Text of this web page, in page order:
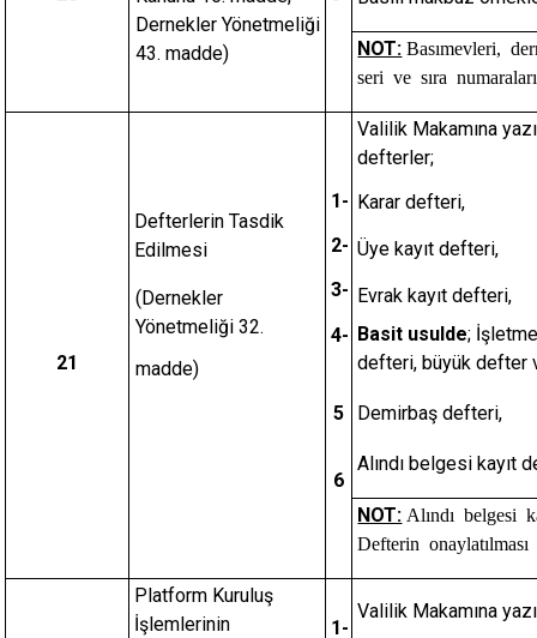
Dernekler Yönetmeliği
43. madde)
NOT: Basımevleri,
seri ve sıra
21
Defterlerin Tasdik
Edilmesi
(Dernekler
Yönetmeliği 32.
madde)
1-
2-
3-
4-
Valilik Makamına
defterler;
Karar defteri,
Üye kayıt defteri,
Evrak kayıt defteri,
Basit usulde;
defteri, büyük defter
5 Demirbaş defteri,
6
Alındı belgesi kayıt
NOT: Alındı belgesi
Defterin
Platform Kuruluş
İşlemlerinin
1-
Valilik Makamına